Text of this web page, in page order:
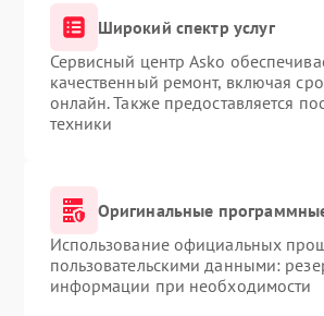
Широкий спектр услуг
Сервисный центр Asko
качественный ремонт, включая
онлайн. Также предоставляется
техники
Оригинальные
Использование официальных
пользовательскими данными:
информации при необходимости